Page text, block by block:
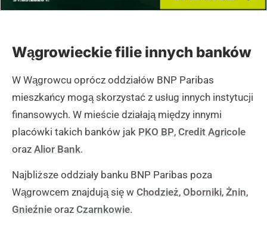
Wągrowieckie filie innych banków
W Wągrowcu oprócz oddziałów BNP Paribas
mieszkańcy mogą skorzystać z usług innych instytucji
finansowych. W mieście działają między innymi
placówki takich banków jak PKO BP, Credit Agricole
oraz Alior Bank.
Najbliższe oddziały banku BNP Paribas poza
Wągrowcem znajdują się w Chodzież, Oborniki, Żnin,
Gnieźnie oraz Czarnkowie.